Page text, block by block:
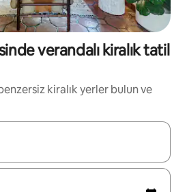
verandalı kiralık tatil
kiralık yerler bulun ve
olduğunda yukarı ve aşağı oklarıyla